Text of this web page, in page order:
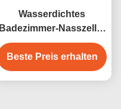
Wasserdichtes
Badezimmer-Nasszelle-
Wände/Bau PVC-Wand
Beste Preis erhalten